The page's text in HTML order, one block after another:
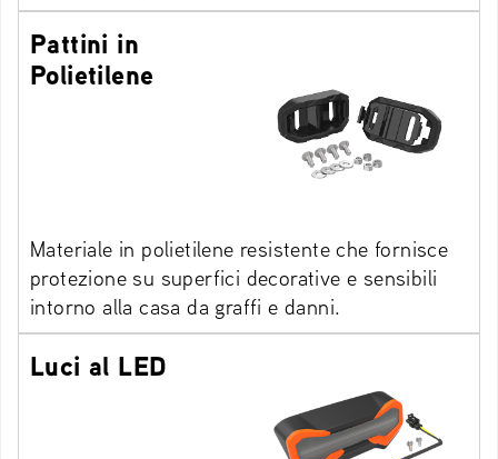
Pattini in
Polietilene
Materiale in polietilene resistente che fornisce
protezione su superfici decorative e sensibili
intorno alla casa da graffi e danni.
Luci al LED